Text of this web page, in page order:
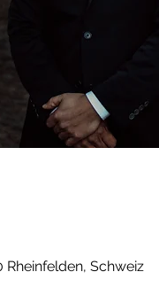
Rheinfelden, Schweiz